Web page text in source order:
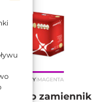
Asarto zamiennik